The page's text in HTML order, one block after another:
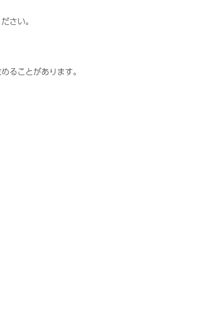
さい。
ることがあります。